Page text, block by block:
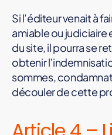
Si l’éditeur venait à
amiable ou judiciaire
du site, il pourra se
obtenir
sommes,
découler de cette